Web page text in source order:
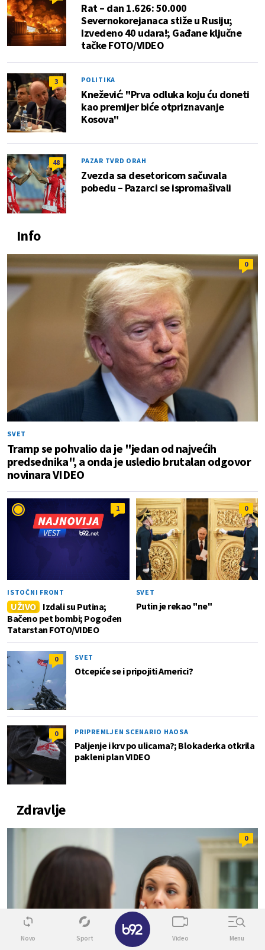
Rat – dan 1.626: 50.000
Severnokorejanaca stiže u Rusiju;
Izvedeno 40 udara!; Gađane ključne
tačke FOTO/VIDEO
3 POLITIKA
Knežević: "Prva odluka koju ću doneti
kao premijer biće otpriznavanje
Kosova"
48 PAZAR TVRD ORAH
Zvezda sa desetoricom sačuvala
pobedu – Pazarci se ispromašivali
Info
0
SVET
Tramp se pohvalio da je "jedan od najvećih
predsednika", a onda je usledio brutalan odgovor
novinara VIDEO
1
ISTOČNI FRONT
UŽIVO
Izdali su Putina;
Bačeno pet bombi; Pogođen
Tatarstan FOTO/VIDEO
0
SVET
Putin je rekao "ne"
0 SVET
Otcepiće se i pripojiti Americi?
0 PRIPREMLJEN SCENARIO HAOSA
Paljenje i krv po ulicama?; Blokaderka otkrila
pakleni plan VIDEO
Zdravlje
0
Novo Sport Video Menu